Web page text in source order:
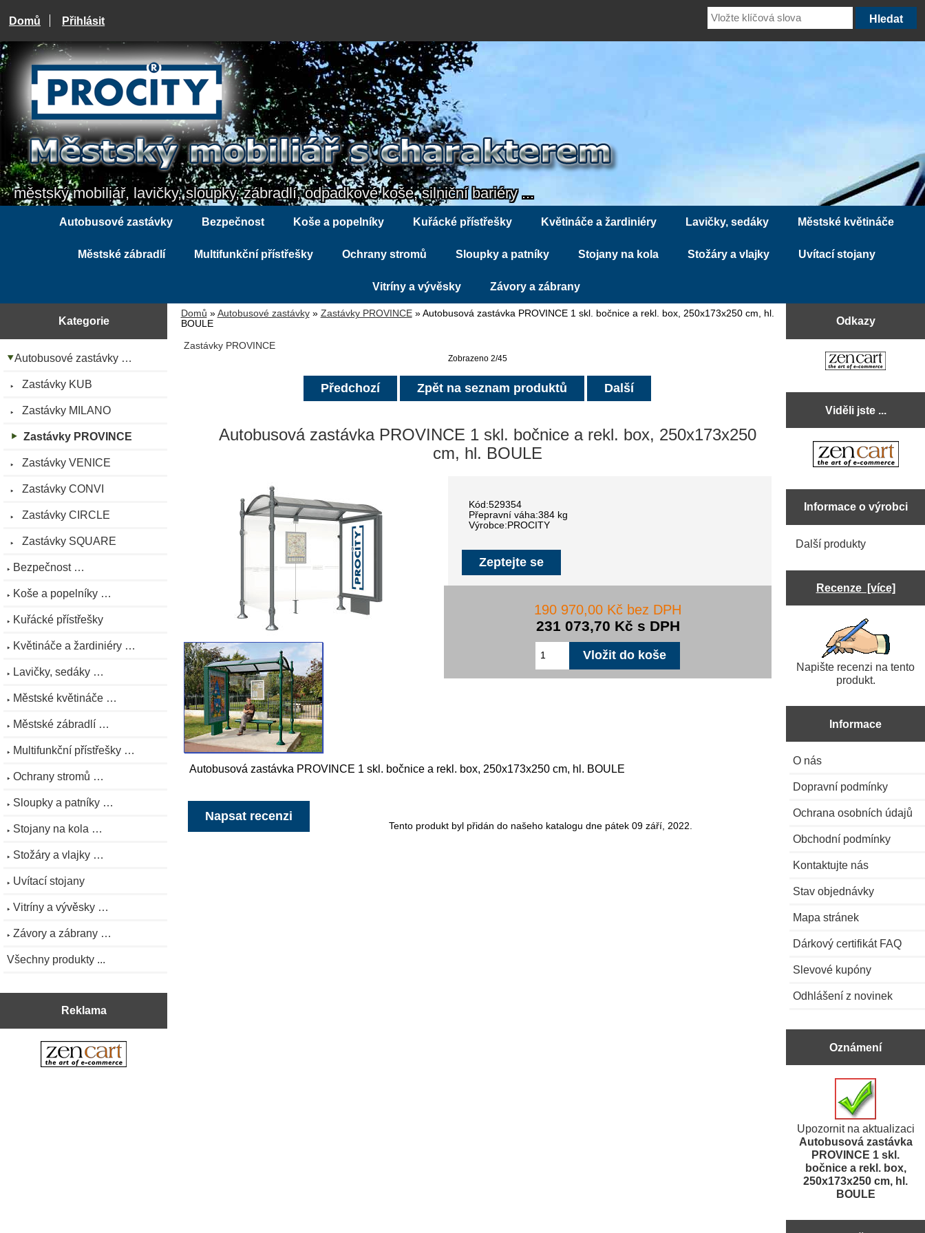
Domů Přihlásit
městský mobiliář, lavičky, sloupky, zábradlí, odpadkové koše, silniční bariéry ...
Autobusové zastávky Bezpečnost Koše a popelníky Kuřácké přístřešky Květináče a žardiniéry Lavičky, sedáky Městské květináče
Městské zábradlí Multifunkční přístřešky Ochrany stromů Sloupky a patníky Stojany na kola Stožáry a vlajky Uvítací stojany
Vitríny a vývěsky Závory a zábrany
Kategorie
Autobusové zastávky …
Zastávky KUB
Zastávky MILANO
Zastávky PROVINCE
Zastávky VENICE
Zastávky CONVI
Zastávky CIRCLE
Zastávky SQUARE
Bezpečnost …
Koše a popelníky …
Kuřácké přístřešky
Květináče a žardiniéry …
Lavičky, sedáky …
Městské květináče …
Městské zábradlí …
Multifunkční přístřešky …
Ochrany stromů …
Sloupky a patníky …
Stojany na kola …
Stožáry a vlajky …
Uvítací stojany
Vitríny a vývěsky …
Závory a zábrany …
Všechny produkty ...
Reklama
Domů » Autobusové zastávky» Zastávky PROVINCE» Autobusová zastávka PROVINCE 1 skl. bočnice a rekl. box, 250x173x250 cm, hl.
BOULE
Zastávky PROVINCE
Zobrazeno 2/45
Předchozí Zpět na seznam produktů Další
Autobusová zastávka PROVINCE 1 skl. bočnice a rekl. box, 250x173x250
cm, hl. BOULE
Kód:529354
Přepravní váha:384 kg
Výrobce:PROCITY
Zeptejte se
190 970,00 Kč bez DPH
231 073,70 Kč s DPH
Autobusová zastávka PROVINCE 1 skl. bočnice a rekl. box, 250x173x250 cm, hl. BOULE
Napsat recenzi
Tento produkt byl přidán do našeho katalogu dne pátek 09 září, 2022.
Odkazy
Viděli jste ...
Informace o výrobci
Další produkty
Recenze [více]
Napište recenzi na tento
produkt.
Informace
O nás
Dopravní podmínky
Ochrana osobních údajů
Obchodní podmínky
Kontaktujte nás
Stav objednávky
Mapa stránek
Dárkový certifikát FAQ
Slevové kupóny
Odhlášení z novinek
Oznámení
Upozornit na aktualizaci
Autobusová zastávka
PROVINCE 1 skl.
bočnice a rekl. box,
250x173x250 cm, hl.
BOULE